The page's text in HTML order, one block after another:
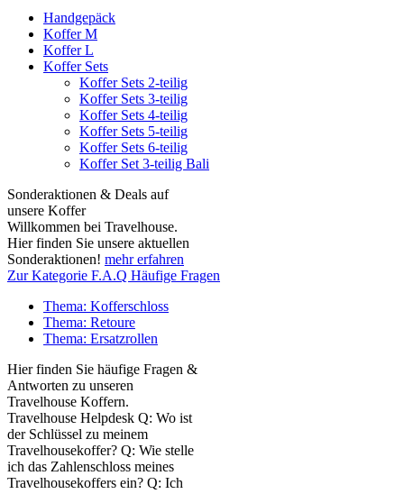
Handgepäck
Koffer M
Koffer L
Koffer Sets
Koffer Sets 2-teilig
Koffer Sets 3-teilig
Koffer Sets 4-teilig
Koffer Sets 5-teilig
Koffer Sets 6-teilig
Koffer Set 3-teilig Bali
Sonderaktionen & Deals auf
unsere Koffer
Willkommen bei Travelhouse.
Hier finden Sie unsere aktuellen
Sonderaktionen! mehr erfahren
Zur Kategorie F.A.Q Häufige Fragen
Thema: Kofferschloss
Thema: Retoure
Thema: Ersatzrollen
Hier finden Sie häufige Fragen &
Antworten zu unseren
Travelhouse Koffern.
Travelhouse Helpdesk Q: Wo ist
der Schlüssel zu meinem
Travelhousekoffer? Q: Wie stelle
ich das Zahlenschloss meines
Travelhousekoffers ein? Q: Ich